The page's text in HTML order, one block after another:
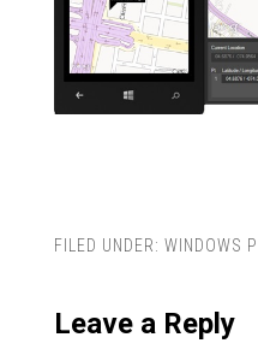
FILED UNDER: WINDOWS
Leave a Reply